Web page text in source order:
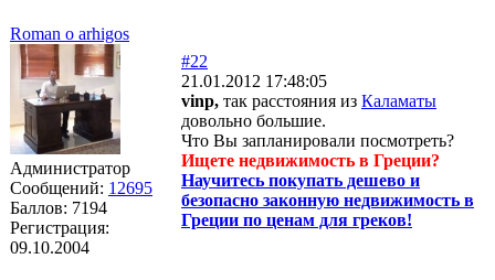
Roman o arhigos
Администратор
Сообщений: 12695
Баллов: 7194
Регистрация:
09.10.2004
#22
21.01.2012 17:48:05
vinp, так расстояния из Каламаты
довольно большие.
Что Вы запланировали посмотреть?
Ищете недвижимость в Греции?
Научитесь покупать дешево и
безопасно законную недвижимость в
Греции по ценам для греков!